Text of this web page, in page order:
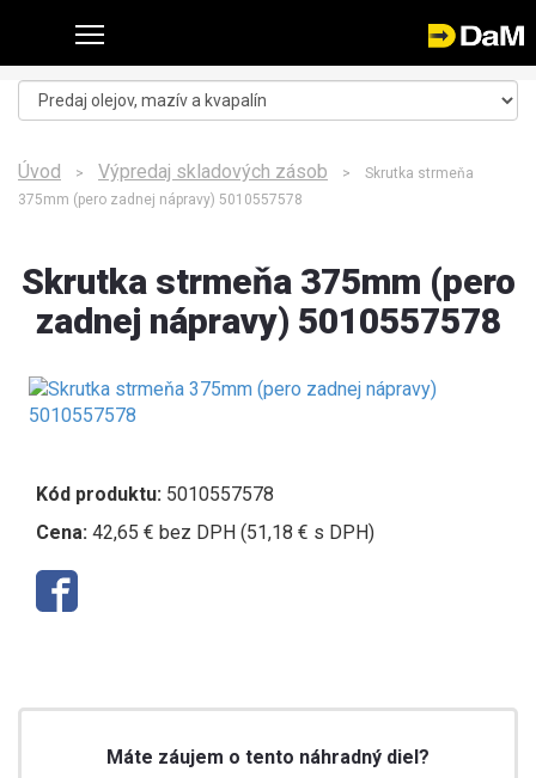
Úvod > Výpredaj skladových zásob > Skrutka strmeňa
375mm (pero zadnej nápravy) 5010557578
Skrutka strmeňa 375mm (pero
zadnej nápravy) 5010557578
Kód produktu: 5010557578
Cena: 42,65 € bez DPH (51,18 € s DPH)
Máte záujem o tento náhradný diel?